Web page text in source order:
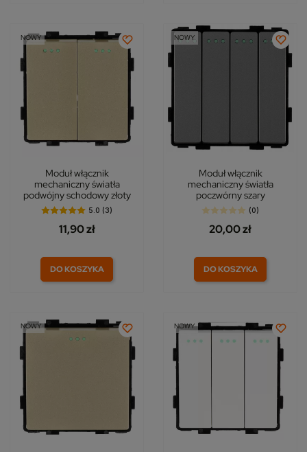
NOWY
Moduł włącznik
mechaniczny światła
podwójny schodowy złoty
5.0 (3)
11,90 zł
DO KOSZYKA
NOWY
Moduł włącznik
mechaniczny światła
poczwórny szary
(0)
20,00 zł
DO KOSZYKA
NOWY NOWY